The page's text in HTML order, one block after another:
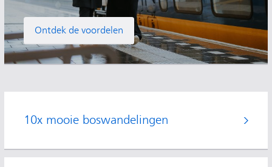
Ontdek de voordelen
10x mooie boswandelingen